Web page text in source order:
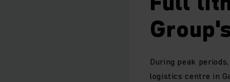
During peak
logistics centre in